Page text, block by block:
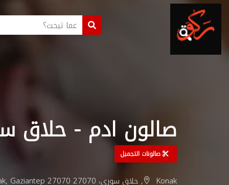
صالون ادم - حلاق
صالونات التجميل
Konak, حلاق سوري، 27070 konak/Gaziantep, Türkiye, Konak, Gaziantep 27070